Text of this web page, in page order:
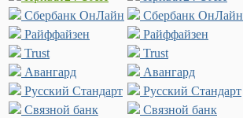
Сбербанк ОнЛайн
Сбербанк ОнЛайн
Райффайзен
Райффайзен
Trust
Trust
Авангард
Авангард
Русский Стандарт
Русский Стандарт
Связной банк
Связной банк